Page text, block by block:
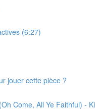
(6:27)
jouer cette pièce ?
Come, All Ye Faithful) -